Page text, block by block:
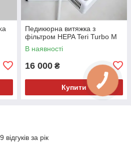
Педикюрна витяжка з
фільтром HEPA Teri Turbo M
В наявності
16 000 ₴
Купити
за рік